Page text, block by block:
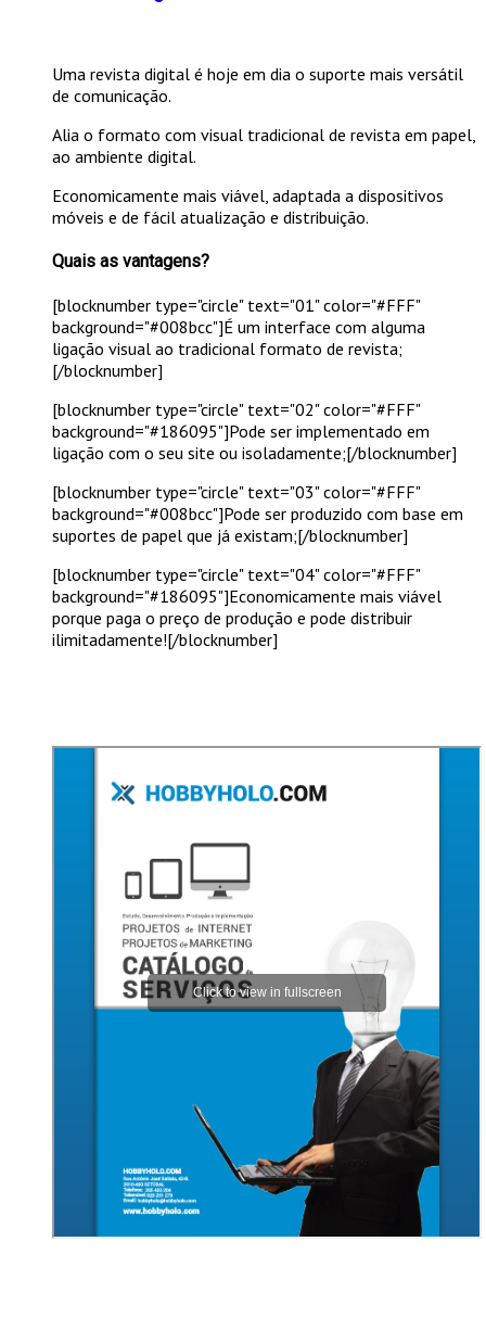
Uma revista digital é hoje em dia o suporte mais versátil
de comunicação.
Alia o formato com visual tradicional de revista em papel,
ao ambiente digital.
Economicamente mais viável, adaptada a dispositivos
móveis e de fácil atualização e distribuição.
Quais as vantagens?
[blocknumber type="circle" text="01" color="#FFF"
background="#008bcc"]É um interface com alguma
ligação visual ao tradicional formato de revista;
[/blocknumber]
[blocknumber type="circle" text="02" color="#FFF"
background="#186095"]Pode ser implementado em
ligação com o seu site ou isoladamente;[/blocknumber]
[blocknumber type="circle" text="03" color="#FFF"
background="#008bcc"]Pode ser produzido com base em
suportes de papel que já existam;[/blocknumber]
[blocknumber type="circle" text="04" color="#FFF"
background="#186095"]Economicamente mais viável
porque paga o preço de produção e pode distribuir
ilimitadamente![/blocknumber]